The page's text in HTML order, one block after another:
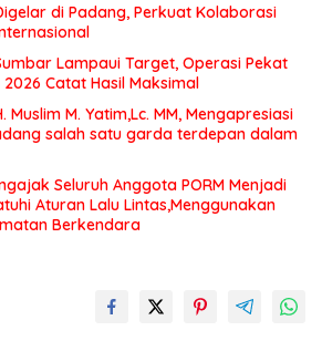
di Padang, Perkuat Kolaborasi
Lampaui Target, Operasi Pekat
Catat Hasil Maksimal
Muslim M. Yatim,Lc. MM, Mengapresiasi
salah satu garda terdepan dalam
Seluruh Anggota PORM Menjadi
Aturan Lalu Lintas,Menggunakan
Berkendara